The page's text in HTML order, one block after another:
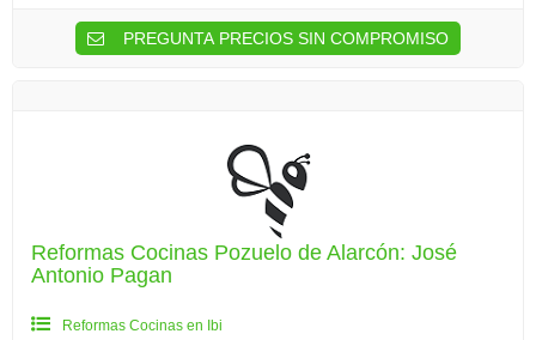
PREGUNTA PRECIOS SIN COMPROMISO
Reformas Cocinas Pozuelo de Alarcón: José
Antonio Pagan
Reformas Cocinas en Ibi